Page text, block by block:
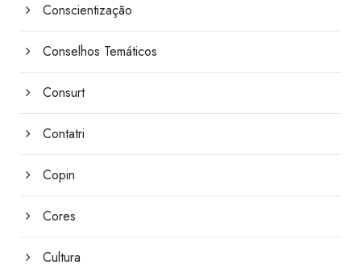
Conscientização
Conselhos Temáticos
Consurt
Contatri
Copin
Cores
Cultura